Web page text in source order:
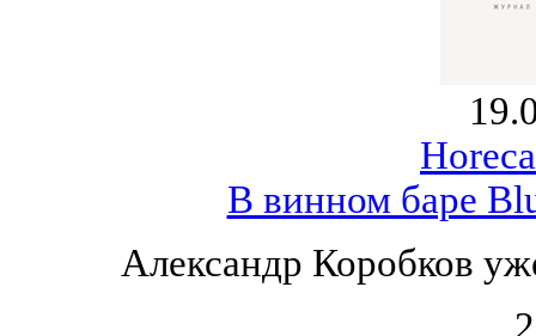
В винном баре
Александр Коробков